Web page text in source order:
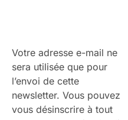
Votre adresse e-mail ne
sera utilisée que pour
l’envoi de cette
newsletter. Vous pouvez
vous désinscrire à tout